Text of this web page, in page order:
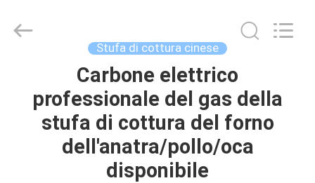
PRODOTTI
Catering
equipments
Stufa di cottura cinese
Carbone elettrico
professionale del gas della
stufa di cottura del forno
dell'anatra/pollo/oca
disponibile